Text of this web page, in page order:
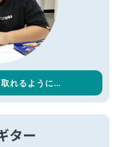
れるように…
ター